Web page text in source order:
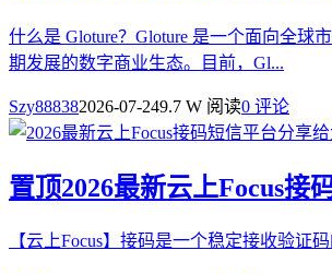
什么是 Gloture？Gloture 是一个面向全
期发展的数字商业生态。目前，Gl...
Szy888382026-07-249.7 W 阅读0 评论
置顶2026最新云上Focus接
【云上Focus】接码是一个稳定接收验证